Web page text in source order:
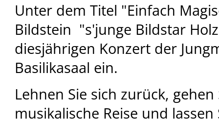
Unter dem Titel "Einfach
Bildstein "s'junge Bildstar
diesjährigen Konzert der
Basilikasaal ein.
Lehnen Sie sich zurück,
musikalische Reise und